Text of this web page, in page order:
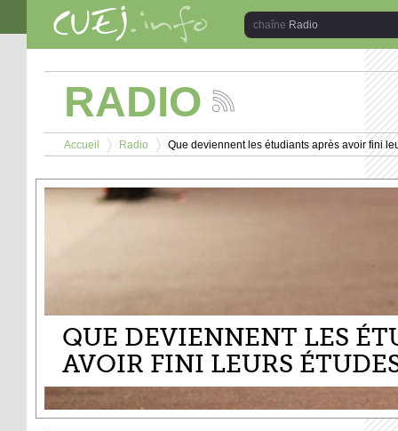
Aller au contenu principal
Radio
RADIO
les
actualités
de
chaîne
Vous êtes ici
Accueil
>
Radio
>
Que deviennent les étudiants après avoir fini
QUE DEVIENNENT LES
AVOIR FINI LEURS